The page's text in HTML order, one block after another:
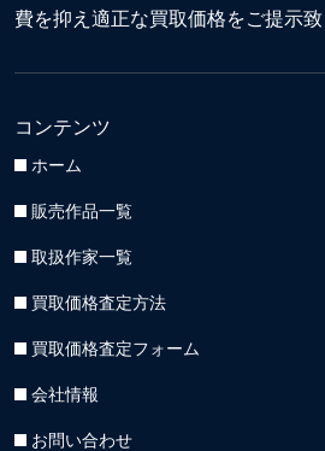
費を抑え適正な買取価格をご提示致
コンテンツ
ホーム
販売作品一覧
取扱作家一覧
買取価格査定方法
買取価格査定フォーム
会社情報
お問い合わせ